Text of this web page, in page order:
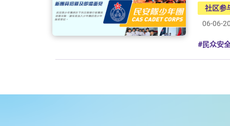
社区参
06-06-
#民众安